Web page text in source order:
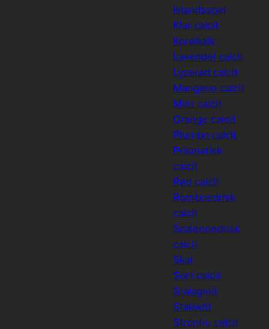
Islandsspat
Klar calcit
Koralkalk
Lavendel calcit
Lyserød calcit
Mangano calcit
Mint calcit
Orange calcit
Plumbo calcit
Prismatisk
calcit
Rød calcit
Romboedrisk
calcit
Scalenoedrisk
calcit
Skal
Sort calcit
Stalagmit
Stalaktit
Strontio calcit